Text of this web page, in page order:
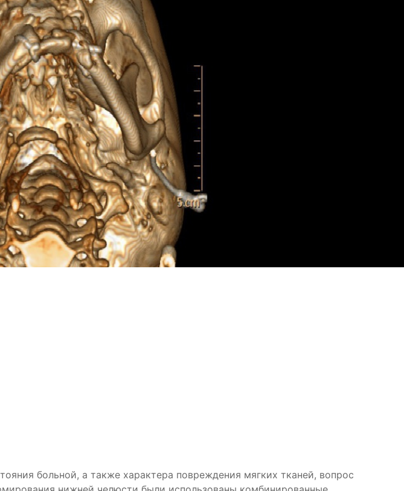
больной, а также характера повреждения мягких тканей, вопрос